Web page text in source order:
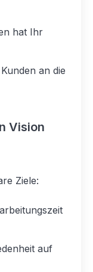
hat Ihr
an die
Vision
Ziele:
auf